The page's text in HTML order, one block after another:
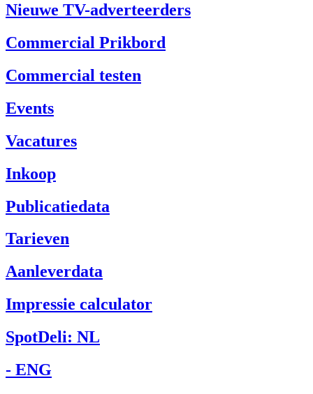
Nieuwe TV-adverteerders
Commercial Prikbord
Commercial testen
Events
Vacatures
Inkoop
Publicatiedata
Tarieven
Aanleverdata
Impressie calculator
SpotDeli: NL
- ENG